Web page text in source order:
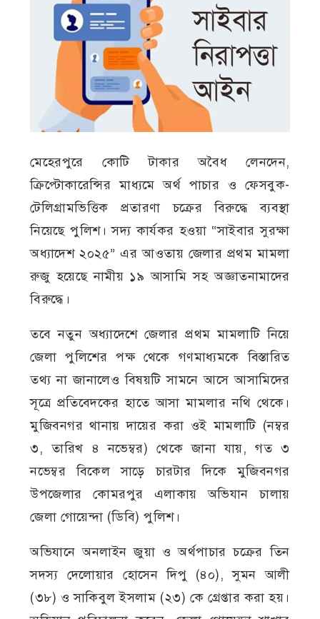
মেহেরপুরে কোটি টাকার অবৈধ লেনদেন,
ক্রিপ্টোকারেন্সির মাধ্যমে অর্থ পাচার ও ফেসবুক-
টেলিগ্রামভিত্তিক প্রতারণা চক্রের বিরুদ্ধে ব্যবস্থা
নিয়েছে পুলিশ। সদ্য কার্যকর হওয়া “সাইবার সুরক্ষা
অধ্যাদেশ ২০২৫” এর আওতায় জেলার প্রথম মামলা
রুজু হয়েছে নামীয় ১৯ আসামি সহ অজ্ঞাতনামাদের
বিরুদ্ধে।
তবে নতুন অধ্যাদেশে জেলার প্রথম মামলাটি নিয়ে
জেলা পুলিশের পক্ষ থেকে গণমাধ্যমকে বিস্তারিত
তথ্য না জানালেও বিষয়টি সামনে আসে আসামিদের
সূত্রে প্রতিবেদকের হাতে আসা মামলার নথি থেকে।
মুজিবনগর থানায় দায়ের করা ওই মামলাটি (নম্বর
৩, তারিখ ৪ নভেম্বর) থেকে জানা যায়, গত ৩
নভেম্বর বিকেল সাড়ে চারটার দিকে মুজিবনগর
উপজেলার কোমরপুর এলাকায় অভিযান চালায়
জেলা গোয়েন্দা (ডিবি) পুলিশ।
অভিযানে অনলাইন জুয়া ও অর্থপাচার চক্রের তিন
সদস্য দেলোয়ার হোসেন দিপু (৪০), সুমন আলী
(৩৮) ও সাকিবুল ইসলাম (২৩) কে গ্রেপ্তার করা হয়।